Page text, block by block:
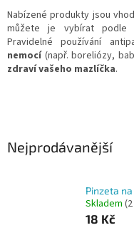
Nabízené produkty jsou
můžete je vybírat podle
Pravidelné používání
nemocí(např. boreliózy,
zdraví vašeho mazlíčka.
Nejprodávanější
Pinzeta
Skladem
18 Kč